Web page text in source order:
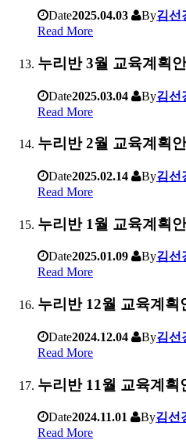
Date2025.04.03 By김선
Read More
누리반 3월 교육계획
Date2025.03.04 By김선
Read More
누리반 2월 교육계획
Date2025.02.14 By김선
Read More
누리반 1월 교육계획
Date2025.01.09 By김선
Read More
누리반 12월 교육계획
Date2024.12.04 By김선
Read More
누리반 11월 교육계획
Date2024.11.01 By김선
Read More